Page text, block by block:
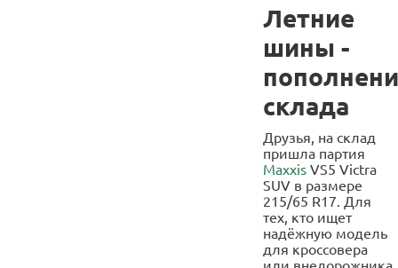
Летние
шины -
склада
Друзья, на склад
пришла партия
Maxxis VS5 Victra
SUV в размере
215/65 R17. Для
тех, кто ищет
надёжную модель
для кроссовера
или внедорожника